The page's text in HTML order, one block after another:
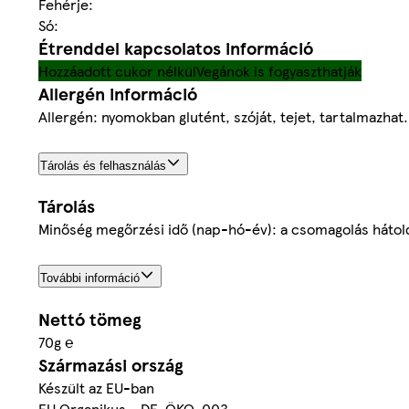
Só:
Étrenddel kapcsolatos információ
Hozzáadott cukor nélkülVegánok is fogyaszthatják
Allergén információ
Allergén: nyomokban glutént, szóját, tejet, tartalmazhat.
Tárolás és felhasználás
Tárolás
Minőség megőrzési idő (nap-hó-év): a csomagolás
További információ
Nettó tömeg
70g ℮
Származási ország
Készült az EU-ban